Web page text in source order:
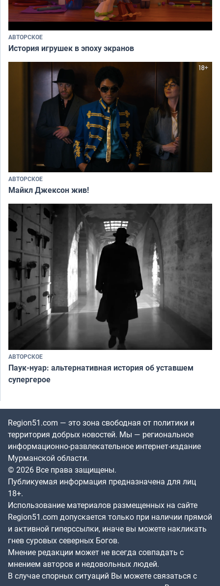
АВТОРСКОЕ
История игрушек в эпоху экранов
АВТОРСКОЕ
Майкл Джексон жив!
АВТОРСКОЕ
Паук-нуар: альтернативная история об уставшем
супергерое
Region51.com — это зона свободная от политики и
территория добрых новостей. Мы — региональное
информационно-развлекательное интернет-издание
Мурманской области.
© 2026 Все права защищены.
Публикуемая информация предназначена для лиц
18+.
Использование материалов размещенных на сайте
Region51.com допускается только при наличии прямой
и активной гиперссылки, иначе вы можете накликать
гнев суровых северных Богов.
Мнение редакции может не всегда совпадать с
мнением авторов и недовольных людей.
В случае спорных ситуаций Вы можете связаться с